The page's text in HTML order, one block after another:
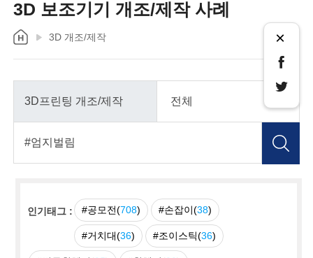
3D 보조기기 개조/제작 사례
3D 개조/제작 ×
인기태그 : #공모전(708) #손잡이(38)
#거치대(36) #조이스틱(36)